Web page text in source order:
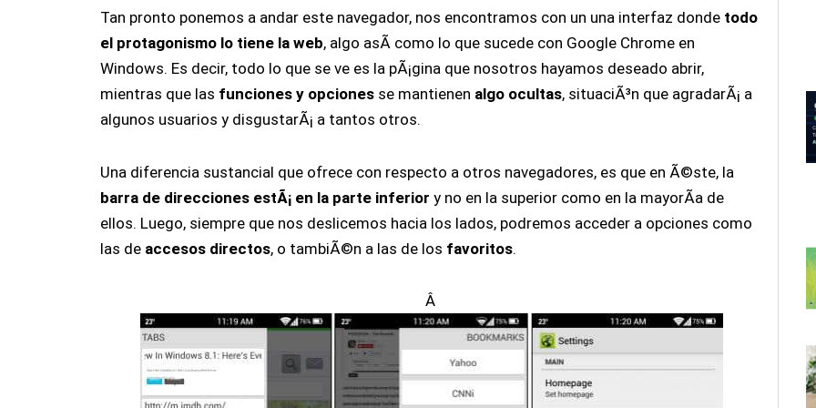
Tan pronto ponemos a andar este navegador, nos encontramos con un una interfaz donde todo
el protagonismo lo tiene la web, algo asÃ­ como lo que sucede con Google Chrome en
Windows. Es decir, todo lo que se ve es la pÃ¡gina que nosotros hayamos deseado abrir,
mientras que las funciones y opcionesse mantienen algo ocultas, situaciÃ³n que agradarÃ¡ a
algunos usuarios y disgustarÃ¡ a tantos otros.
Una diferencia sustancial que ofrece con respecto a otros navegadores, es que en Ã©ste, la
barra de direcciones estÃ¡ en la parte inferior y no en la superior como en la mayorÃ­a de
ellos. Luego, siempre que nos deslicemos hacia los lados, podremos acceder a opciones como
las de accesos directos, o tambiÃ©n a las de los favoritos.
Â